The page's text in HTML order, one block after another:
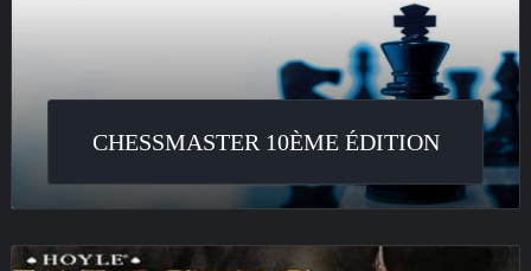
CHESSMASTER 10ÈME ÉDITION
Hoyle